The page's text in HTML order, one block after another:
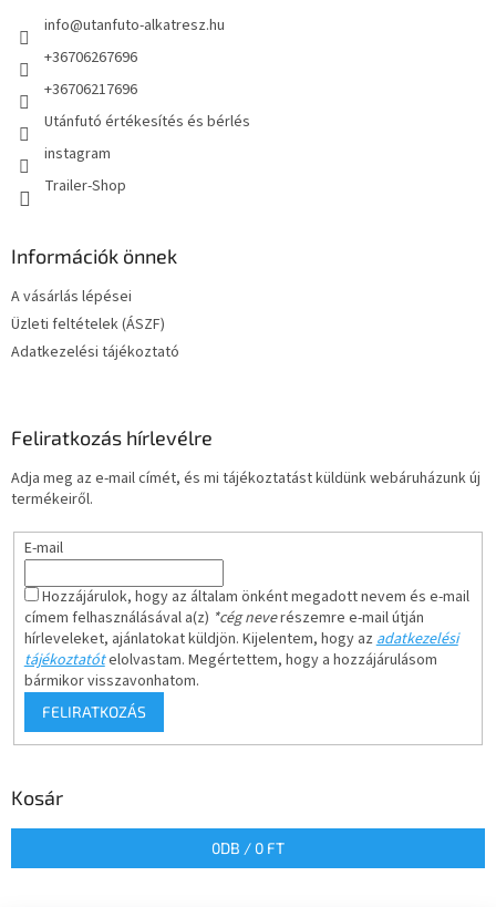
info@utanfuto-alkatresz.hu
+36706267696
+36706217696
Utánfutó értékesítés és bérlés
instagram
Trailer-Shop
Információk önnek
A vásárlás lépései
Üzleti feltételek (ÁSZF)
Adatkezelési tájékoztató
Feliratkozás hírlevélre
Adja meg az e-mail címét, és mi tájékoztatást küldünk webáruházunk új
termékeiről.
E-mail
Hozzájárulok, hogy az általam önként megadott nevem és e-mail
címem felhasználásával a(z) *cég neverészemre e-mail útján
hírleveleket, ajánlatokat küldjön. Kijelentem, hogy azadatkezelési
tájékoztatótelolvastam. Megértettem, hogy a hozzájárulásom
bármikor visszavonhatom.
FELIRATKOZÁS
Kosár
0DB / 0 FT